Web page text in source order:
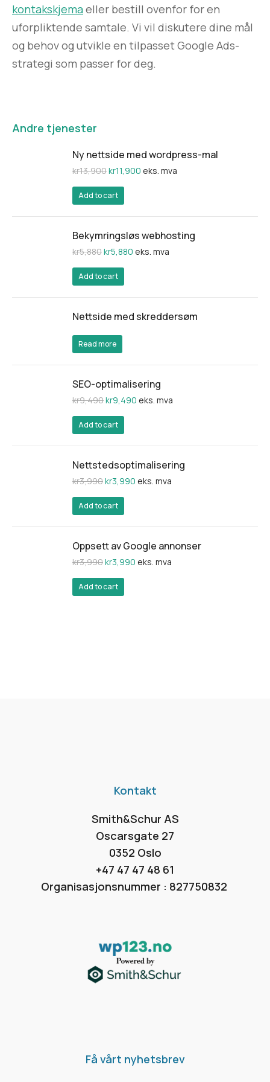
kontakskjemaeller bestill ovenfor for en
uforpliktende samtale. Vi vil diskutere dine mål
og behov og utvikle en tilpasset Google Ads-
strategi som passer for deg.
Andre tjenester
Ny nettside med wordpress-mal
kr13,900kr11,900 eks. mva
Add to cart
Bekymringsløs webhosting
kr5,880kr5,880 eks. mva
Add to cart
Nettside med skreddersøm
Read more
SEO-optimalisering
kr9,490kr9,490 eks. mva
Add to cart
Nettstedsoptimalisering
kr3,990kr3,990 eks. mva
Add to cart
Oppsett av Google annonser
kr3,990kr3,990 eks. mva
Add to cart
Kontakt
Smith&Schur AS
Oscarsgate 27
0352 Oslo
+47 47 47 48 61
Organisasjonsnummer : 827750832
Få vårt nyhetsbrev